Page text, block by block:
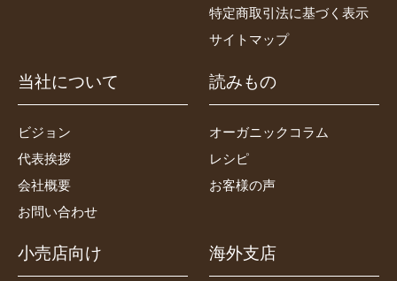
特定商取引法に基づく表示
サイトマップ
当社について
ビジョン
代表挨拶
会社概要
お問い合わせ
読みもの
オーガニックコラム
レシピ
お客様の声
小売店向け 海外支店